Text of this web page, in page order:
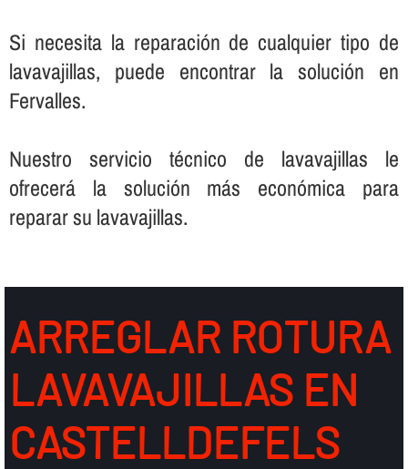
Si necesita la reparación de cualquier tipo de
lavavajillas, puede encontrar la solución en
Fervalles.
Nuestro servicio técnico de lavavajillas le
ofrecerá la solución más económica para
reparar su lavavajillas.
ARREGLAR ROTURA
LAVAVAJILLAS EN
CASTELLDEFELS